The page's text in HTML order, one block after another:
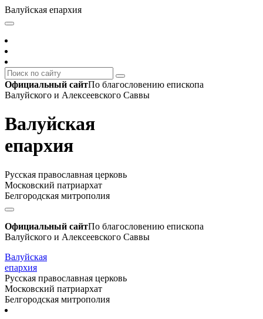
Валуйская епархия
Официальный сайтПо благословению епископа
Валуйского и Алексеевского Саввы
Валуйская
епархия
Русская православная церковь
Московский патриархат
Белгородская митрополия
Официальный сайтПо благословению епископа
Валуйского и Алексеевского Саввы
Валуйская
епархия
Русская православная церковь
Московский патриархат
Белгородская митрополия